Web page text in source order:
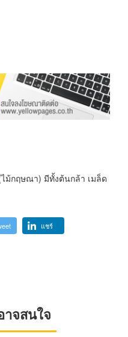
ม้กฤษณา) มีทั้งต้นกล้า เมล็ด
แชร์
จสนใจ